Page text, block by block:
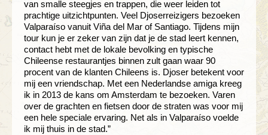
van smalle steegjes en trappen, die weer leiden tot
prachtige uitzichtpunten. Veel Djoserreizigers bezoeken
Valparaíso vanuit Viña del Mar of Santiago. Tijdens mijn
tour kun je er zeker van zijn dat je de stad leert kennen,
contact hebt met de lokale bevolking en typische
Chileense restaurantjes binnen zult gaan waar 90
procent van de klanten Chileens is. Djoser betekent voor
mij een vriendschap. Met een Nederlandse amiga kreeg
ik in 2013 de kans om Amsterdam te bezoeken. Varen
over de grachten en fietsen door de straten was voor mij
een hele speciale ervaring. Net als in Valparaíso voelde
ik mij thuis in de stad.”